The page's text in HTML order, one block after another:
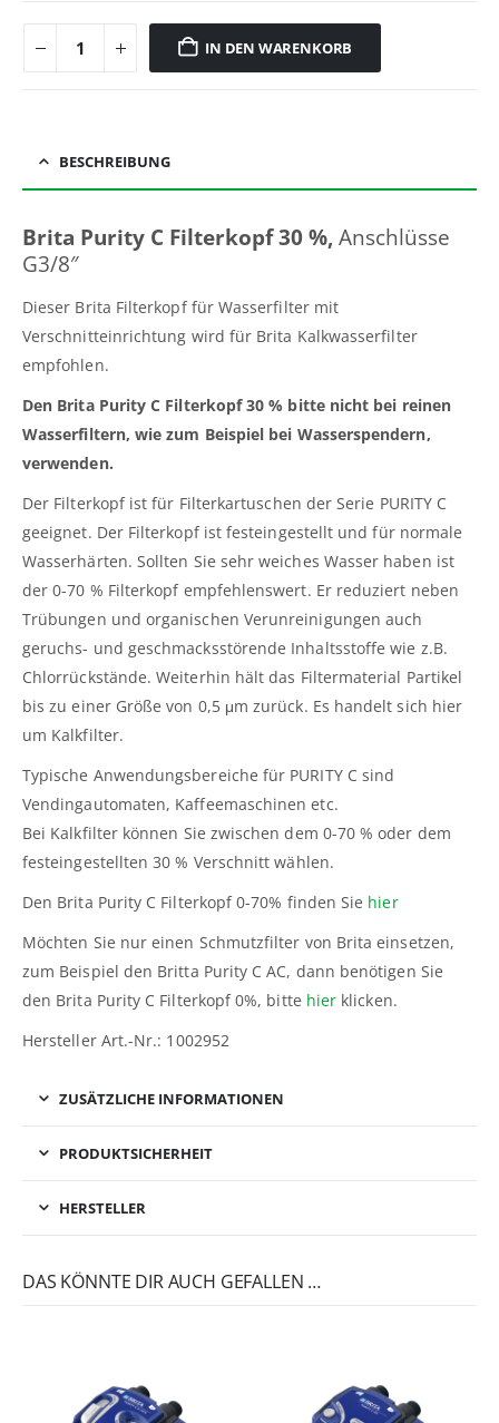
IN DEN WARENKORB
BESCHREIBUNG
Brita Purity C Filterkopf 30 %, Anschlüsse
G3/8″
Dieser Brita Filterkopf für Wasserfilter mit
Verschnitteinrichtung wird für Brita Kalkwasserfilter
empfohlen.
Den Brita Purity C Filterkopf 30 % bitte nicht bei reinen
Wasserfiltern, wie zum Beispiel bei Wasserspendern,
verwenden.
Der Filterkopf ist für Filterkartuschen der Serie PURITY C
geeignet. Der Filterkopf ist festeingestellt und für normale
Wasserhärten. Sollten Sie sehr weiches Wasser haben ist
der 0-70 % Filterkopf empfehlenswert. Er reduziert neben
Trübungen und organischen Verunreinigungen auch
geruchs- und geschmacksstörende Inhaltsstoffe wie z.B.
Chlorrückstände. Weiterhin hält das Filtermaterial Partikel
bis zu einer Größe von 0,5 μm zurück. Es handelt sich hier
um Kalkfilter.
Typische Anwendungsbereiche für PURITY C sind
Vendingautomaten, Kaffeemaschinen etc.
Bei Kalkfilter können Sie zwischen dem 0-70 % oder dem
festeingestellten 30 % Verschnitt wählen.
Den Brita Purity C Filterkopf 0-70% finden Sie hier
Möchten Sie nur einen Schmutzfilter von Brita einsetzen,
zum Beispiel den Britta Purity C AC, dann benötigen Sie
den Brita Purity C Filterkopf 0%, bitte hier klicken.
Hersteller Art.-Nr.: 1002952
ZUSÄTZLICHE INFORMATIONEN
PRODUKTSICHERHEIT
HERSTELLER
DAS KÖNNTE DIR AUCH GEFALLEN …